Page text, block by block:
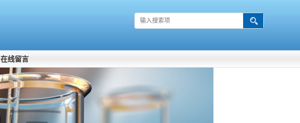
在线留言